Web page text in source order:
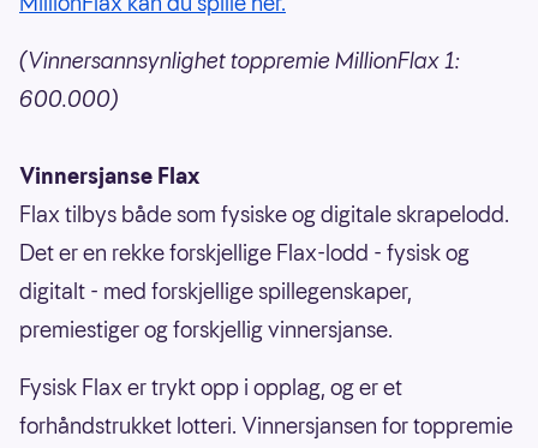
(Vinnersannsynlighet toppremie MillionFlax 1:
600.000)
Vinnersjanse Flax
Flax tilbys både som fysiske og digitale skrapelodd.
Det er en rekke forskjellige Flax-lodd - fysisk og
digitalt - med forskjellige spillegenskaper,
premiestiger og forskjellig vinnersjanse.
Fysisk Flax er trykt opp i opplag, og er et
forhåndstrukket lotteri. Vinnersjansen for toppremie